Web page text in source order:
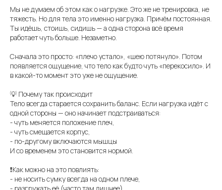
Мы не думаем об этом как о нагрузке. Это же не тренировка, не
тяжесть. Но для тела это именно нагрузка. Причём постоянная.
Ты идёшь, стоишь, сидишь — а одна сторона всё время
работает чуть больше. Незаметно.
Сначала это просто: «плечо устало», «шею потянуло». Потом
появляется ощущение, что тело как будто чуть «перекосило». И
в какой-то момент это уже не ощущение.
💡 Почему так происходит
Тело всегда старается сохранить баланс. Если нагрузка идёт с
одной стороны — оно начинает подстраиваться:
- чуть меняется положение плеч,
- чуть смещается корпус,
- по-другому включаются мышцы
И со временем это становится нормой.
❗️Как можно на это повлиять:
- не носить сумку всегда на одном плече,